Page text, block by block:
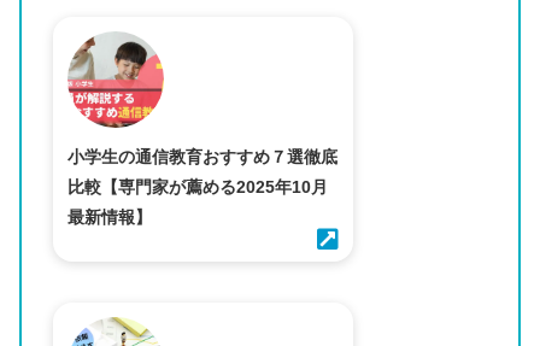
小学生の通信教育おすすめ７選徹底
比較【専門家が薦める2025年10月
最新情報】